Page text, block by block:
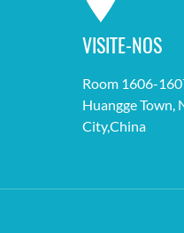
VISITE-NOS
Room 1606-
Huangge Town,
City,China